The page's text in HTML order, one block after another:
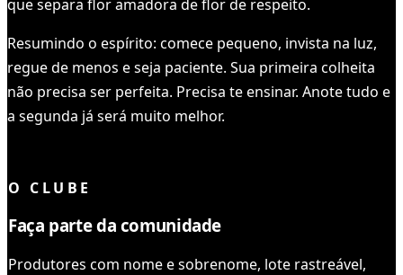
que separa flor amadora de flor de respeito.
Resumindo o espírito: comece pequeno, invista na luz,
regue de menos e seja paciente. Sua primeira colheita
não precisa ser perfeita. Precisa te ensinar. Anote tudo e
a segunda já será muito melhor.
O CLUBE
Faça parte da comunidade
Produtores com nome e sobrenome, lote rastreável,